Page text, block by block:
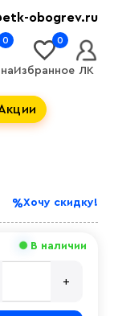
obogrev.ru
0
Избранное
0
ЛК
Хочу скидку!
В наличии